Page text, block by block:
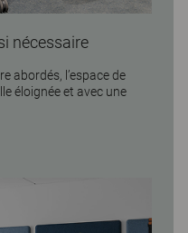
nécessaire
abordés, l’espace de
éloignée et avec une